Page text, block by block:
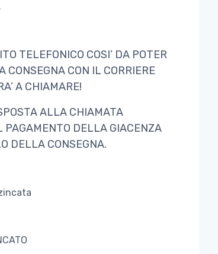
TELEFONICO COSI’ DA POTER
CONSEGNA CON IL CORRIERE
A CHIAMARE!
ALLA CHIAMATA
PAGAMENTO DELLA GIACENZA
DELLA CONSEGNA.